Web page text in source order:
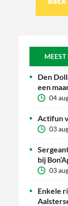
MEEST
Den
een
04
Actifun
03
bij
03
Enkele